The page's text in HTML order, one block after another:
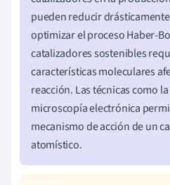
pueden reducir
optimizar el proceso Haber-
catalizadores sostenibles
características moleculares
reacción. Las técnicas como
microscopía electrónica
mecanismo de acción de un
atomístico.